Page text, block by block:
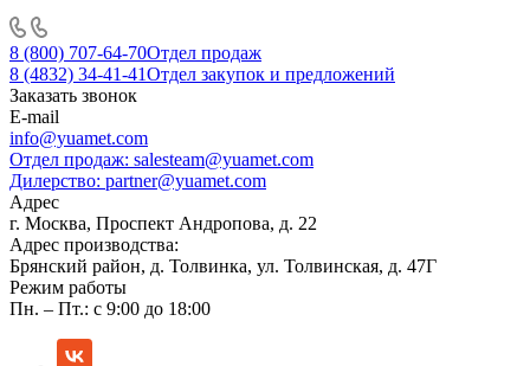
8 (800) 707-64-70Отдел продаж
8 (4832) 34-41-41Отдел закупок и предложений
Заказать звонок
E-mail
info@yuamet.com
Отдел продаж: salesteam@yuamet.com
Дилерство: partner@yuamet.com
Адрес
г. Москва, Проспект Андропова, д. 22
Адрес производства:
Брянский район, д. Толвинка, ул. Толвинская, д. 47Г
Режим работы
Пн. – Пт.: с 9:00 до 18:00